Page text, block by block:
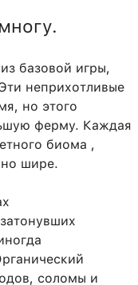
базовой игры,
неприхотливые
но этого
ферму. Каждая
биома ,
шире.
соломы и